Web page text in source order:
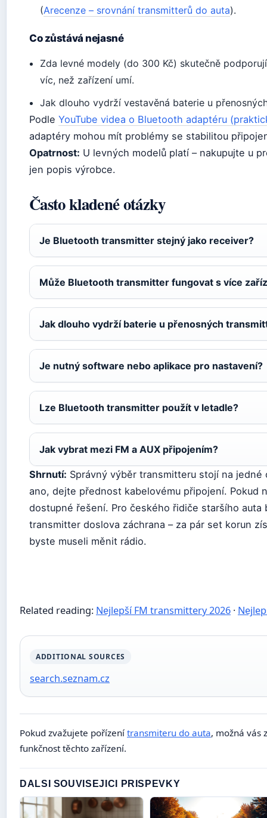
(Arecenze – srovnání transmitterů do auta).
Co zůstává nejasné
Zda levné modely (do 300 Kč) skutečně
víc, než zařízení umí.
Jak dlouho vydrží vestavěná baterie u
Podle YouTube videa o Bluetooth adaptéru
adaptéry mohou mít problémy se stabilitou
Opatrnost: U levných modelů platí – nakupujte u
jen popis výrobce.
Často kladené otázky
Je Bluetooth transmitter stejný jako receiver?
Může Bluetooth transmitter fungovat s více
Jak dlouho vydrží baterie u přenosných
Je nutný software nebo aplikace pro nastavení?
Lze Bluetooth transmitter použít v letadle?
Jak vybrat mezi FM a AUX připojením?
Shrnutí: Správný výběr transmitteru stojí na jedné
ano, dejte přednost kabelovému připojení. Pokud
dostupné řešení. Pro českého řidiče staršího
transmitter doslova záchrana – za pár set korun
byste museli měnit rádio.
Related reading: Nejlepší FM transmittery 2026 ·
ADDITIONAL SOURCES
search.seznam.cz
Pokud zvažujete pořízení transmiteru do auta, možná vás
funkčnost těchto zařízení.
DALSI SOUVISEJICI PRISPEVKY